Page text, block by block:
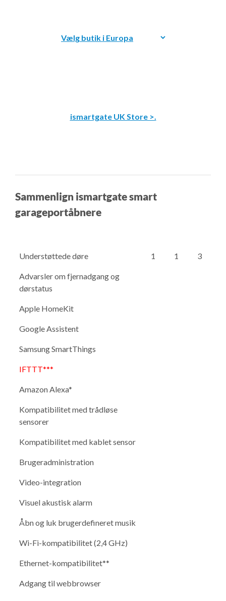
ismartgate UK Store >.
Sammenlign ismartgate smart
garageportåbnere
Understøttede døre 1 1 3
Advarsler om fjernadgang og
dørstatus
Apple HomeKit
Google Assistent
Samsung SmartThings
IFTTT***
Amazon Alexa*
Kompatibilitet med trådløse
sensorer
Kompatibilitet med kablet sensor
Brugeradministration
Video-integration
Visuel akustisk alarm
Åbn og luk brugerdefineret musik
Wi-Fi-kompatibilitet (2,4 GHz)
Ethernet-kompatibilitet**
Adgang til webbrowser